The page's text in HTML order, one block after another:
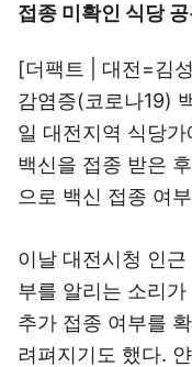
접종 미확인 식당 공
[더팩트 | 대전=김
감염증(코로나19)
일 대전지역 식당
백신을 접종 받은
으로 백신 접종 여
이날 대전시청 인
부를 알리는 소리
추가 접종 여부를
려펴지기도 했다.